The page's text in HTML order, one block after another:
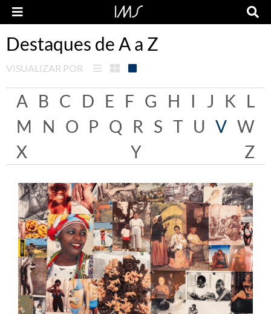
Destaques de A a Z
VISUALIZAR POR
A B C D E F G H I J K L
M
N O P Q R S T U V W
X
Y Z